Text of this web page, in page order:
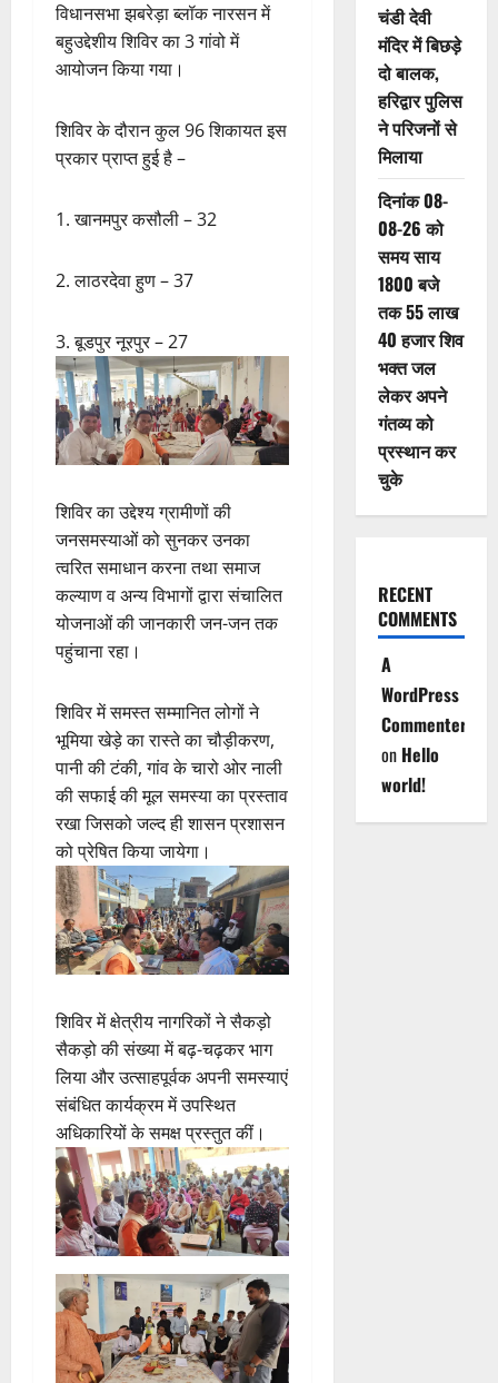
विधानसभा झबरेड़ा ब्लॉक नारसन में
बहुउद्देशीय शिविर का 3 गांवो में
आयोजन किया गया।
शिविर के दौरान कुल 96 शिकायत इस
प्रकार प्राप्त हुई है –
1. खानमपुर कसौली – 32
2. लाठरदेवा हुण – 37
3. बूडपुर नूरपुर – 27
शिविर का उद्देश्य ग्रामीणों की
जनसमस्याओं को सुनकर उनका
त्वरित समाधान करना तथा समाज
कल्याण व अन्य विभागों द्वारा संचालित
योजनाओं की जानकारी जन-जन तक
पहुंचाना रहा।
शिविर में समस्त सम्मानित लोगों ने
भूमिया खेड़े का रास्ते का चौड़ीकरण,
पानी की टंकी, गांव के चारो ओर नाली
की सफाई की मूल समस्या का प्रस्ताव
रखा जिसको जल्द ही शासन प्रशासन
को प्रेषित किया जायेगा।
शिविर में क्षेत्रीय नागरिकों ने सैकड़ो
सैकड़ो की संख्या में बढ़-चढ़कर भाग
लिया और उत्साहपूर्वक अपनी समस्याएं
संबंधित कार्यक्रम में उपस्थित
अधिकारियों के समक्ष प्रस्तुत कीं।
चंडी देवी
मंदिर में बिछड़े
दो बालक,
हरिद्वार पुलिस
ने परिजनों से
मिलाया
दिनांक 08-
08-26 को
समय साय
1800 बजे
तक 55 लाख
40 हजार शिव
भक्त जल
लेकर अपने
गंतव्य को
प्रस्थान कर
चुके
RECENT
COMMENTS
A
WordPress
Commenter
on Hello
world!